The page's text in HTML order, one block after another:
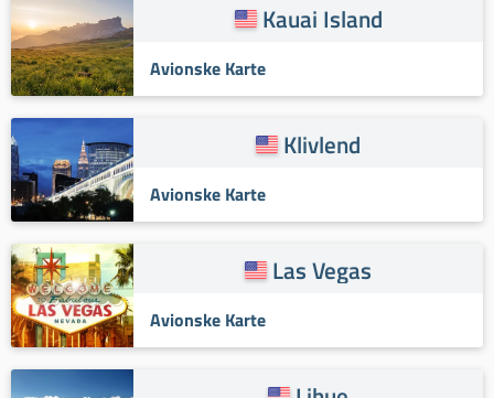
Kauai Island
Avionske Karte
Klivlend
Avionske Karte
Las Vegas
Avionske Karte